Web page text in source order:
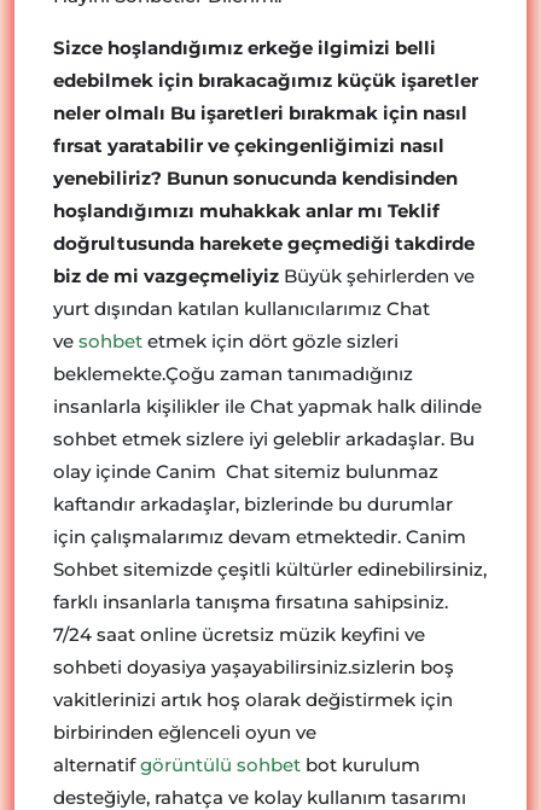
Sizce hoşlandığımız erkeğe ilgimizi belli
edebilmek için bırakacağımız küçük işaretler
neler olmalı Bu işaretleri bırakmak için nasıl
fırsat yaratabilir ve çekingenliğimizi nasıl
yenebiliriz? Bunun sonucunda kendisinden
hoşlandığımızı muhakkak anlar mı Teklif
doğrultusunda harekete geçmediği takdirde
biz de mi vazgeçmeliyiz Büyük şehirlerden ve
yurt dışından katılan kullanıcılarımız Chat
ve sohbet etmek için dört gözle sizleri
beklemekte.Çoğu zaman tanımadığınız
insanlarla kişilikler ile Chat yapmak halk dilinde
sohbet etmek sizlere iyi geleblir arkadaşlar. Bu
olay içinde Canim Chat sitemiz bulunmaz
kaftandır arkadaşlar, bizlerinde bu durumlar
için çalışmalarımız devam etmektedir. Canim
Sohbet sitemizde çeşitli kültürler edinebilirsiniz,
farklı insanlarla tanışma fırsatına sahipsiniz.
7/24 saat online ücretsiz müzik keyfini ve
sohbeti doyasiya yaşayabilirsiniz.sizlerin boş
vakitlerinizi artık hoş olarak değistirmek için
birbirinden eğlenceli oyun ve
alternatifgörüntülü sohbet bot kurulum
desteğiyle, rahatça ve kolay kullanım tasarımı